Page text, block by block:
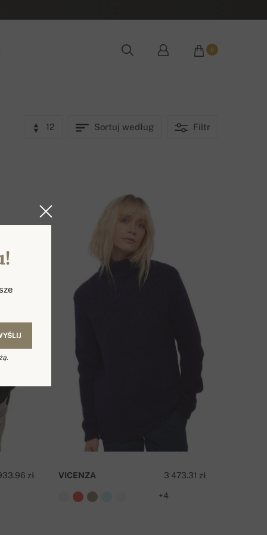
0
12 Sortuj według Filtr
zł 3 473.31 zł
VICENZA
+4